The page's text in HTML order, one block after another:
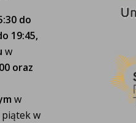
do
19:45,
w
oraz
w
piątek w